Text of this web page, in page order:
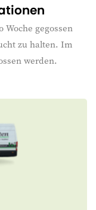
gegossen
zu halten. Im
werden.